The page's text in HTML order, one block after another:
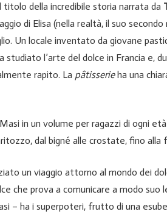
titolo della incredibile storia narrata da
di Elisa (nella realtà, il suo
Un locale inventato da giovane
studiato l’arte del dolce in Francia e,
rapito. La pâtisserieha una
in un volume per ragazzi di ogni
dal bigné alle crostate, fino
un viaggio attorno al mondo dei
che prova a comunicare a modo suo
– ha i superpoteri, frutto di una